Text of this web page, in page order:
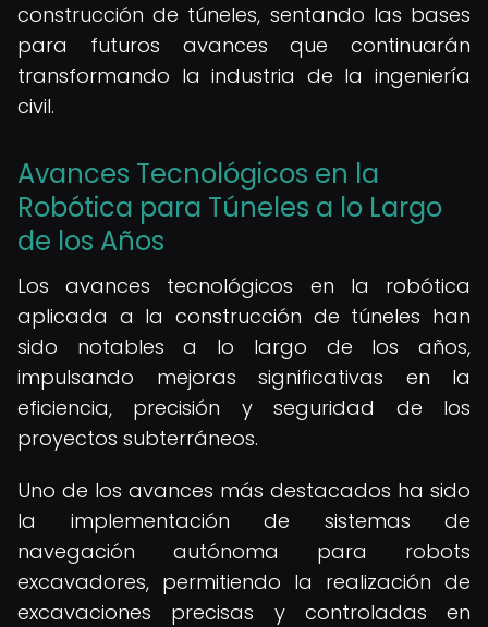
construcción de túneles, sentando las bases
para futuros avances que continuarán
transformando la industria de la ingeniería
civil.
Avances Tecnológicos en la
Robótica para Túneles a lo Largo
de los Años
Los avances tecnológicos en la robótica
aplicada a la construcción de túneles han
sido notables a lo largo de los años,
impulsando mejoras significativas en la
eficiencia, precisión y seguridad de los
proyectos subterráneos.
Uno de los avances más destacados ha sido
la implementación de sistemas de
navegación autónoma para robots
excavadores, permitiendo la realización de
excavaciones precisas y controladas en